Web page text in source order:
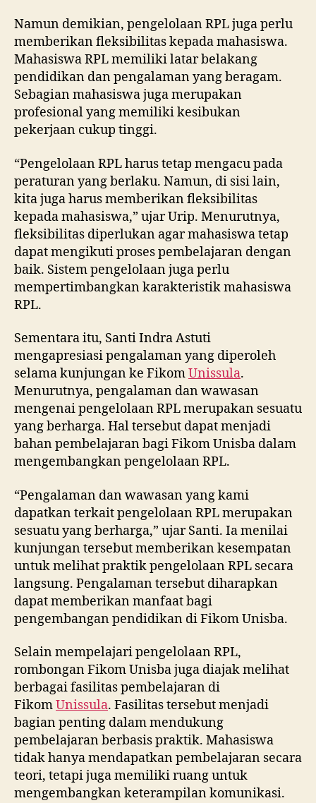
Namun demikian, pengelolaan RPL juga perlu
memberikan fleksibilitas kepada mahasiswa.
Mahasiswa RPL memiliki latar belakang
pendidikan dan pengalaman yang beragam.
Sebagian mahasiswa juga merupakan
profesional yang memiliki kesibukan
pekerjaan cukup tinggi.
“Pengelolaan RPL harus tetap mengacu pada
peraturan yang berlaku. Namun, di sisi lain,
kita juga harus memberikan fleksibilitas
kepada mahasiswa,” ujar Urip. Menurutnya,
fleksibilitas diperlukan agar mahasiswa tetap
dapat mengikuti proses pembelajaran dengan
baik. Sistem pengelolaan juga perlu
mempertimbangkan karakteristik mahasiswa
RPL.
Sementara itu, Santi Indra Astuti
mengapresiasi pengalaman yang diperoleh
selama kunjungan ke FikomUnissula.
Menurutnya, pengalaman dan wawasan
mengenai pengelolaan RPL merupakan sesuatu
yang berharga. Hal tersebut dapat menjadi
bahan pembelajaran bagi Fikom Unisba dalam
mengembangkan pengelolaan RPL.
“Pengalaman dan wawasan yang kami
dapatkan terkait pengelolaan RPL merupakan
sesuatu yang berharga,” ujar Santi. Ia menilai
kunjungan tersebut memberikan kesempatan
untuk melihat praktik pengelolaan RPL secara
langsung. Pengalaman tersebut diharapkan
dapat memberikan manfaat bagi
pengembangan pendidikan di Fikom Unisba.
Selain mempelajari pengelolaan RPL,
rombongan Fikom Unisba juga diajak melihat
berbagai fasilitas pembelajaran di
FikomUnissula. Fasilitas tersebut menjadi
bagian penting dalam mendukung
pembelajaran berbasis praktik. Mahasiswa
tidak hanya mendapatkan pembelajaran secara
teori, tetapi juga memiliki ruang untuk
mengembangkan keterampilan komunikasi.